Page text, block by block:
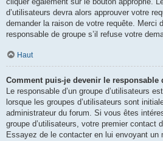
d’utilisateurs devra alors approuver votre
demander la raison de votre requête. Merci
responsable de groupe s’il refuse votre
Haut
Comment puis-je devenir le responsable
Le responsable d’un groupe d’utilisateurs
lorsque les groupes d’utilisateurs sont
administrateur du forum. Si vous êtes
groupe d’utilisateurs, votre premier contact
Essayez de le contacter en lui envoyant un